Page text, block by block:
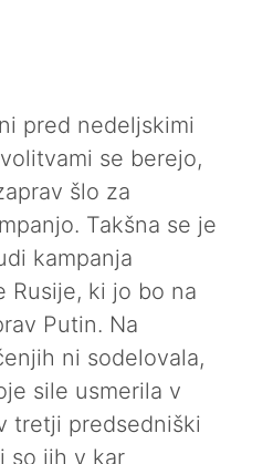
pred nedeljskimi
se berejo,
šlo za
Takšna se je
kampanja
Rusije, ki jo bo na
Putin. Na
ni sodelovala,
sile usmerila v
tretji predsedniški
so jih v kar